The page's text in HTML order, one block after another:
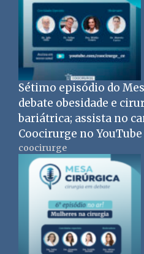
Sétimo episódio do
debate obesidade e
bariátrica; assista no
Coocirurge no YouTube
coocirurge